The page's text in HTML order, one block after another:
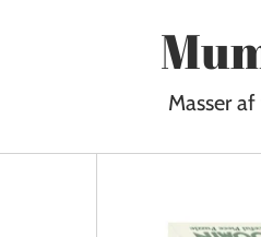
Masser